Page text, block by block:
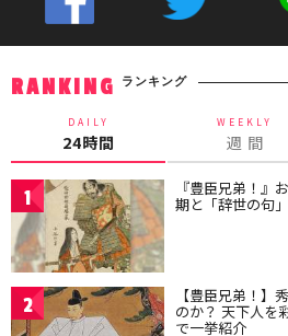
RANKING ランキング
DAILY
24時間
WEEKLY
週 間
1 『豊臣兄弟！』
期と「辞世の句
2 【豊臣兄弟！】
のか？ 天下人を
で一挙紹介